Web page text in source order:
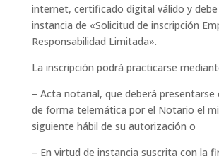
internet, certificado digital válido y
instancia de «Solicitud de inscripción
Responsabilidad Limitada».
La inscripción podrá practicarse
– Acta notarial, que deberá presentarse
de forma telemática por el Notario el
siguiente hábil de su autorización o
– En virtud de instancia suscrita con la